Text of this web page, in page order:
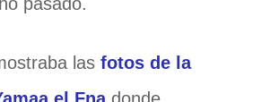
las fotos de la